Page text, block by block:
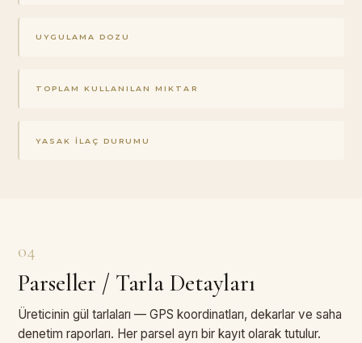
UYGULAMA DOZU
TOPLAM KULLANILAN MIKTAR
YASAK İLAÇ DURUMU
04
Parseller / Tarla Detayları
Üreticinin gül tarlaları — GPS koordinatları, dekarlar ve saha
denetim raporları. Her parsel ayrı bir kayıt olarak tutulur.